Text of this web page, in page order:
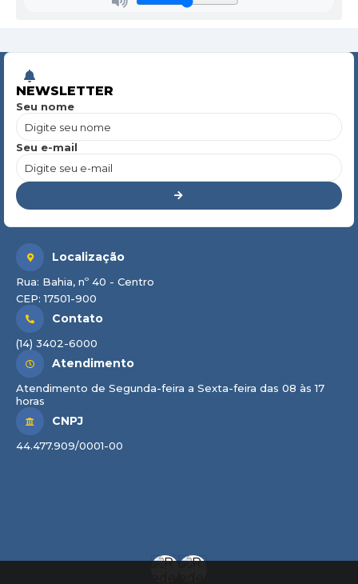
NEWSLETTER
Seu nome
Seu e-mail
Localização
Rua: Bahia, nº 40 - Centro
CEP: 17501-900
Contato
(14) 3402-6000
Atendimento
Atendimento de Segunda-feira a Sexta-feira das 08 às 17
horas
CNPJ
44.477.909/0001-00